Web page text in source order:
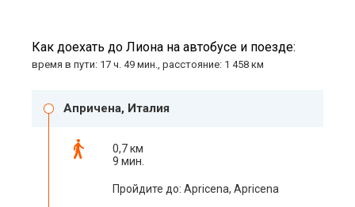
Как доехать до Лиона на автобусе и поезде:
время в пути: 17 ч. 49 мин., расстояние: 1 458 км
Апричена, Италия
0,7 км
9 мин.
Пройдите до: Apricena, Apricena